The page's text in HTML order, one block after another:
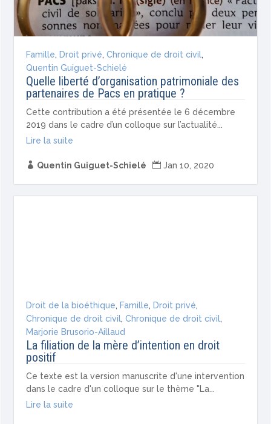
Famille, Droit privé,Chronique de droit civil,
Quentin Guiguet-Schielé
Quelle liberté d’organisation patrimoniale des
partenaires de Pacs en pratique ?
Cette contribution a été présentée le 6 décembre
2019 dans le cadre d’un colloque sur l’actualité...
Lire la suite
 Quentin Guiguet-Schielé  Jan 10, 2020
Droit de la bioéthique, Famille, Droit privé,
Chronique de droit civil,Chronique de droit civil,
Marjorie Brusorio-Aillaud
La filiation de la mère d’intention en droit
positif
Ce texte est la version manuscrite d'une intervention
dans le cadre d'un colloque sur le thème "La...
Lire la suite